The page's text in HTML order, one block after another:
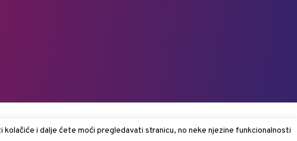
i dalje ćete moći pregledavati stranicu, no neke njezine funkcionalnosti